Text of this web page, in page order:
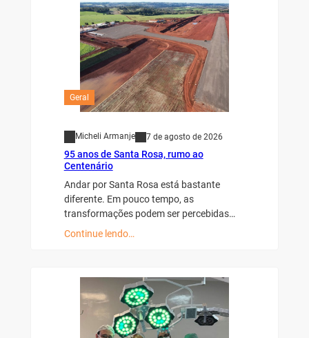
Geral
Micheli Armanje 7 de agosto de 2026
95 anos de Santa Rosa, rumo ao
Centenário
Andar por Santa Rosa está bastante
diferente. Em pouco tempo, as
transformações podem ser percebidas…
Continue lendo…